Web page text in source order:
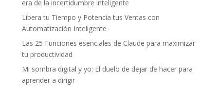
era de la incertidumbre inteligente
Libera tu Tiempo y Potencia tus Ventas con
Automatización Inteligente
Las 25 Funciones esenciales de Claude para maximizar
tu productividad
Mi sombra digital y yo: El duelo de dejar de hacer para
aprender a dirigir